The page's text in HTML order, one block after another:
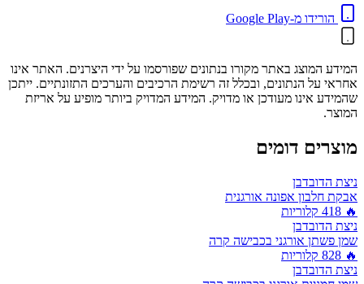
הורידו מ-Google Play
המידע המוצג באתר מקורו בנתונים שפורסמו על ידי היצרנים. האתר אינו
אחראי על הנתונים, ובכלל זה רשימת הרכיבים והערכים התזונתיים. ייתכן
שהמידע אינו מעודכן או מדויק. המידע המדויק ביותר מופיע על אריזת
המוצר.
מוצרים דומים
ניצת הדובדבן
אבקת חלבון אפונה אורגנית
🔥
418 קלוריות
ניצת הדובדבן
שמן פשתן אורגני בכבישה קרה
🔥
828 קלוריות
ניצת הדובדבן